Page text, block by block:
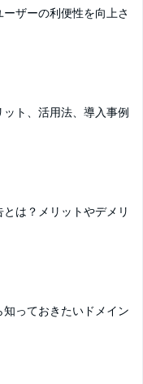
ザーの利便性を向上さ
ト、活用法、導入事例
は？メリットやデメリ
知っておきたいドメイン